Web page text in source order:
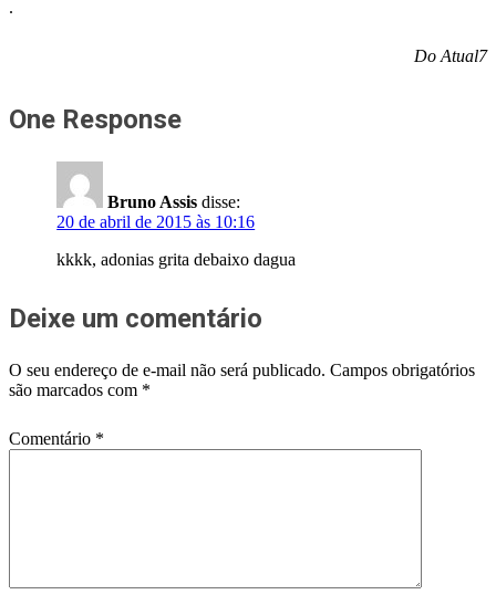
.
Do Atual7
One Response
Bruno Assis disse:
20 de abril de 2015 às 10:16
kkkk, adonias grita debaixo dagua
Deixe um comentário
O seu endereço de e-mail não será publicado. Campos obrigatórios
são marcados com *
Comentário *